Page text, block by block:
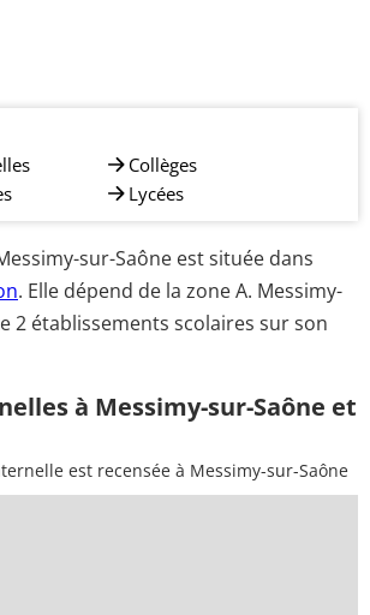
Collèges
Lycées
sur-Saône est située dans
. Elle dépend de la zone A. Messimy-
2 établissements scolaires sur son
à Messimy-sur-Saône et
est recensée à Messimy-sur-Saône